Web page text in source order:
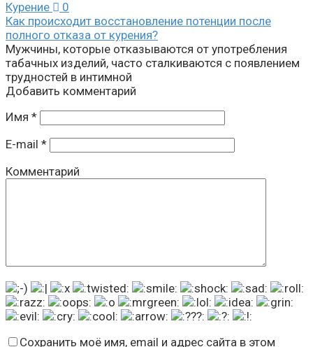
Курение
0
Как происходит восстановление потенции после
полного отказа от курения?
Мужчины, которые отказываются от употребления
табачных изделий, часто сталкиваются с появлением
трудностей в интимной
Добавить комментарий
Имя *
E-mail *
Комментарий
Сохранить моё имя, email и адрес сайта в этом